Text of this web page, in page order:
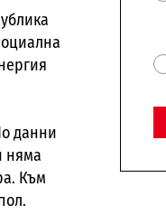
данни
няма
Към